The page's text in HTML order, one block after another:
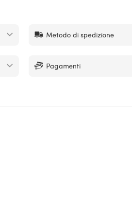
Metodo di spedizione
Pagamenti